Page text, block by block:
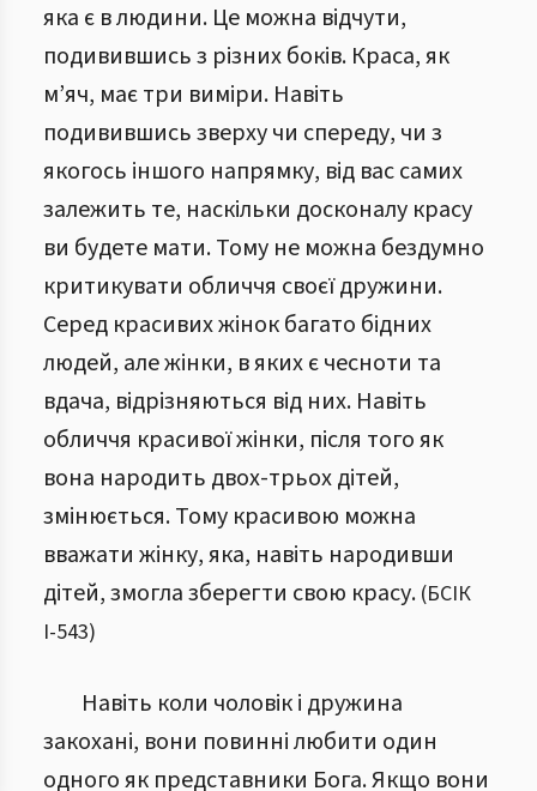
яка є в людини. Це можна відчути,
подивившись з різних боків. Краса, як
м’яч, має три виміри. Навіть
подивившись зверху чи спереду, чи з
якогось іншого напрямку, від вас самих
залежить те, наскільки досконалу красу
ви будете мати. Тому не можна бездумно
критикувати обличчя своєї дружини.
Серед красивих жінок багато бідних
людей, але жінки, в яких є чесноти та
вдача, відрізняються від них. Навіть
обличчя красивої жінки, після того як
вона народить двох-трьох дітей,
змінюється. Тому красивою можна
вважати жінку, яка, навіть народивши
дітей, змогла зберегти свою красу. (БСІК
І-543)
Навіть коли чоловік і дружина
закохані, вони повинні любити один
одного як представники Бога. Якщо вони